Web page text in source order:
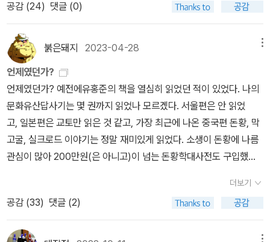
라, 이 책을 통해 알게 된 김구의 명언도 여기 옮겨적어야 겠다.'나는
우리나라가 세계에서 가장 아름다운 나라가 되기를 원한다. 가장 부
강한 나라가 되기를 원하는 것은 아니다. .. 우리의 부력은 우리의 생
활을 풍족히할 만하고 우리의 강력은 남의 침략을 막을 만하면 족하
다. 오직 한없이 가지고 싶은 것은 높은 문화의 힘이다. 문화의 힘은
우리 자신을 행복하게 하고 나아가서 남에게 행복을 주겠기 때문이
다.'
공감 (24) 댓글 (0)
붉은돼지 2023-04-28
언제였던가?
언제였던가? 예전에유홍준의 책을 열심히 읽었던 적이 있었다. 나의
문화유산답사기는 몇 권까지 읽었나 모르겠다. 서울편은 안 읽었
고, 일본편은 교토만 읽은 것 같고, 가장 최근에 나온 중국편 돈황, 막
고굴, 실크로드 이야기는 정말 재미있게 읽었다. 소생이 돈황에 나름
관심이 많아 200만원(은 아니고)이 넘는 돈황학대사전도 구입했었
오, 일본놈 오타니 등등이 돈황의 유물 약탈하는 이야기 <실크로드의
악마들>은 왠일인지 조금 읽다 말았다. 파란 눈의 펠리오가 막고굴의
한 토굴에서 촛불 켜놓고 산더미처럼 쌓인 두루마리 문서를 검토하고
더보기
공감 (33) 댓글 (2)